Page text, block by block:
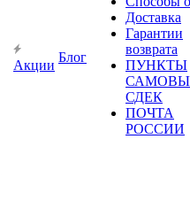
Акции
Блог
Доставка
Гарантии
возврата
ПУНКТЫ
СДЕК
ПОЧТА
РОССИИ